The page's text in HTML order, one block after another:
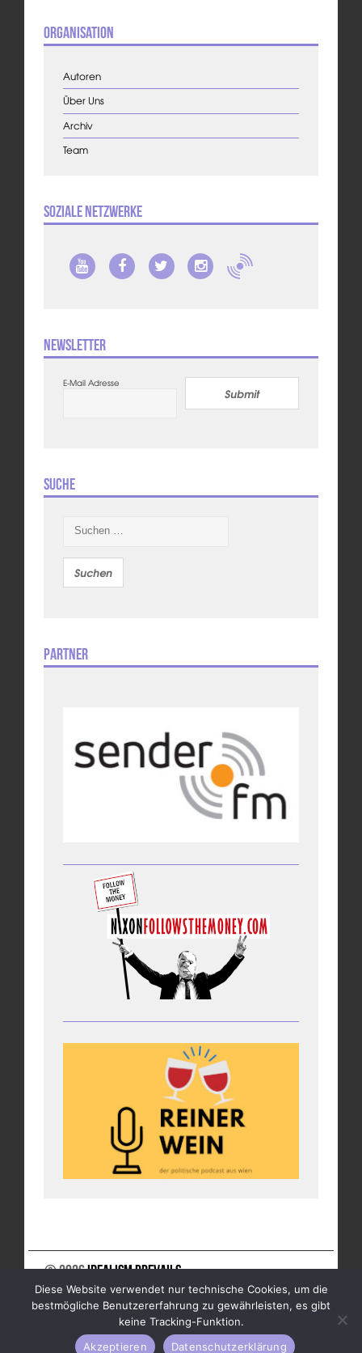
Organisation
Autoren
Über Uns
Archiv
Team
Soziale Netzwerke
Newsletter
E-Mail Adresse
Submit
Suche
nach:
Partner
© 2026Idealism Prevails
UNTERSTÜTZE UNS
NEWSLETTER
IMPRESSUM
Diese Website verwendet nur technische Cookies, um die
bestmögliche Benutzererfahrung zu gewährleisten, es gibt
keine Tracking-Funktion.
Akzeptieren
Datenschutzerklärung